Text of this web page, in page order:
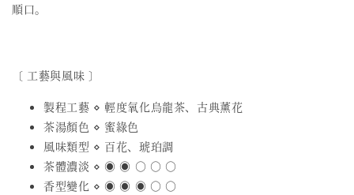
順口。
〔 工藝與風味 〕
製程工藝 ⋄ 輕度氧化烏龍茶、古典薰花
茶湯顏色 ⋄ 蜜綠色
風味類型 ⋄ 百花、琥珀調
茶體濃淡 ⋄ ◉ ◉ ○ ○ ○
香型變化 ⋄ ◉ ◉ ◉ ○ ○